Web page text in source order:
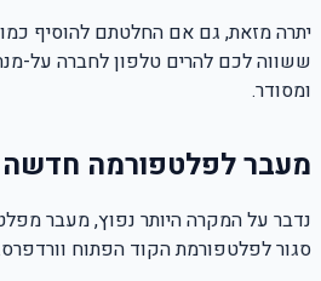
יתרה מזאת, גם אם החלטתם להוסיף
ששווה לכם להרים טלפון לחברה על-
ומסודר.
מעבר לפלטפורמה חדשה
נדבר על המקרה היותר נפוץ, מעבר
סגור לפלטפורמת הקוד הפתוח